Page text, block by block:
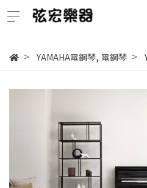
YAMAHA電鋼琴, 電鋼琴